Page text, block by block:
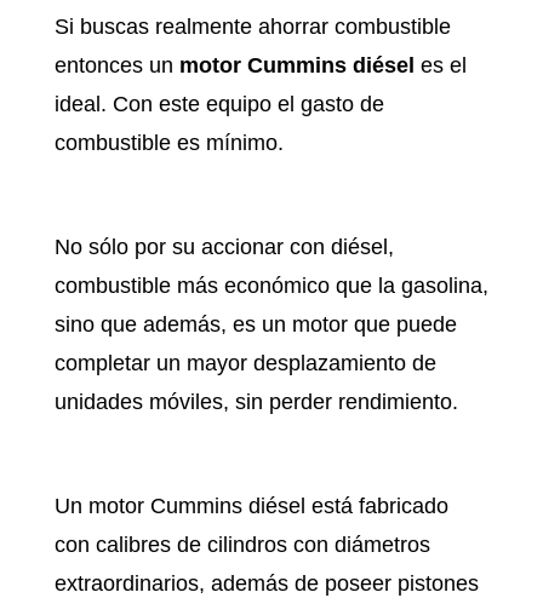
Si buscas realmente ahorrar combustible
entonces un motor Cummins diésel es el
ideal. Con este equipo el gasto de
combustible es mínimo.
No sólo por su accionar con diésel,
combustible más económico que la gasolina,
sino que además, es un motor que puede
completar un mayor desplazamiento de
unidades móviles, sin perder rendimiento.
Un motor Cummins diésel está fabricado
con calibres de cilindros con diámetros
extraordinarios, además de poseer pistones